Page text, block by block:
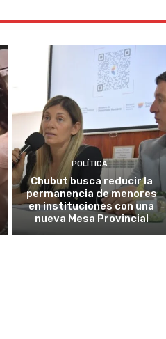
POLÍTICA
Chubut busca reducir la
permanencia de menores
en instituciones con una
nueva Mesa Provincial